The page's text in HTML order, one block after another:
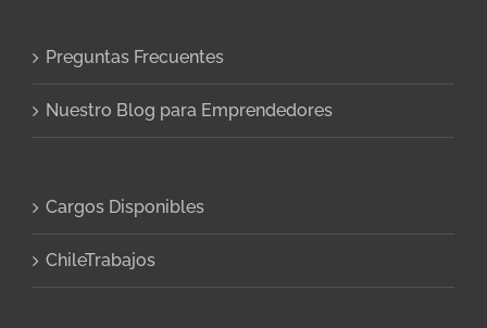
Preguntas Frecuentes
Nuestro Blog para Emprendedores
Cargos Disponibles
ChileTrabajos